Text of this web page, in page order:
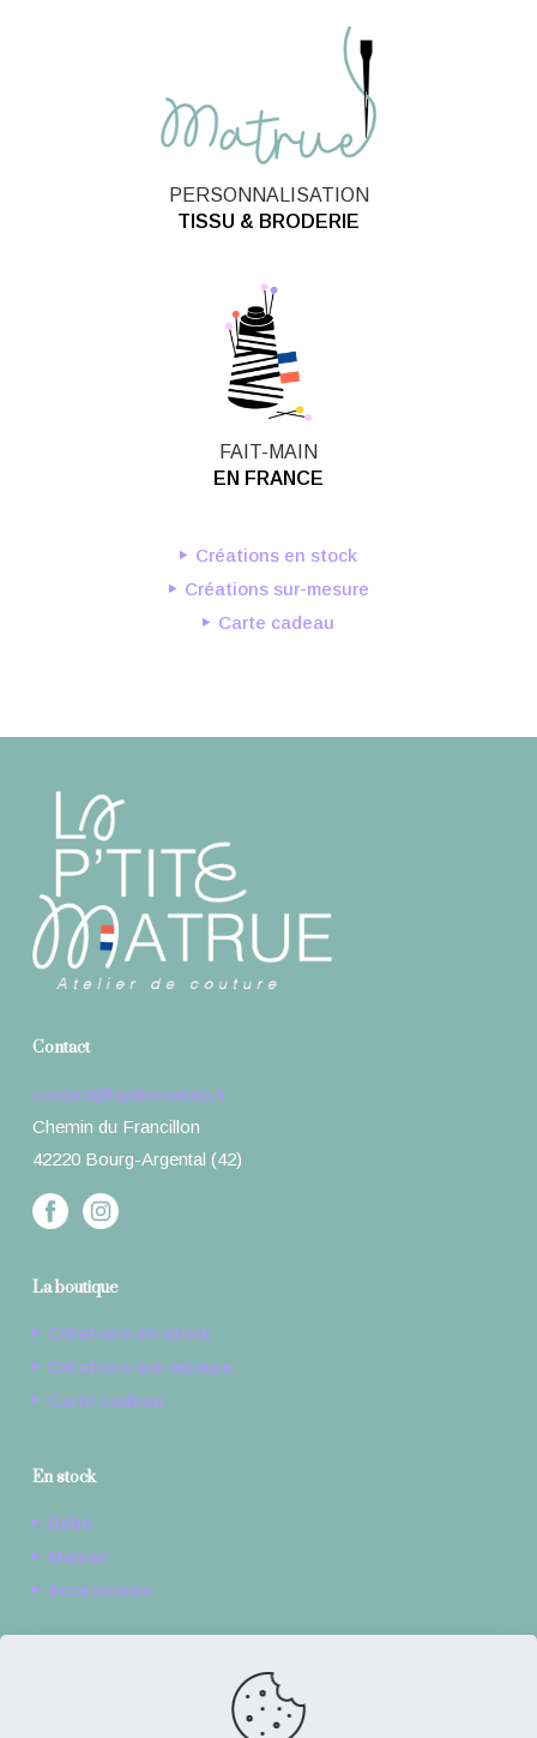
PERSONNALISATION
TISSU & BRODERIE
FAIT-MAIN
EN FRANCE
Créations en stock
Créations sur-mesure
Carte cadeau
Contact
contact@laptitematrue.fr
Chemin du Francillon
42220 Bourg-Argental (42)
La boutique
Créations en stock
Créations sur-mesure
Carte cadeau
En stock
Bébé
Maman
Accessoires